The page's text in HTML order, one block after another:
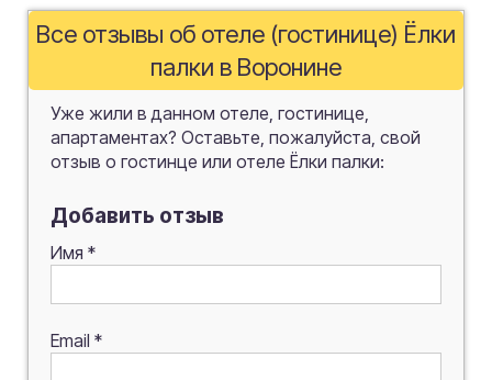
Все отзывы об отеле (гостинице) Ёлки
палки в Воронине
Уже жили в данном отеле, гостинице,
апартаментах? Оставьте, пожалуйста, свой
отзыв о гостинце или отеле Ёлки палки:
Добавить отзыв
Имя *
Email *